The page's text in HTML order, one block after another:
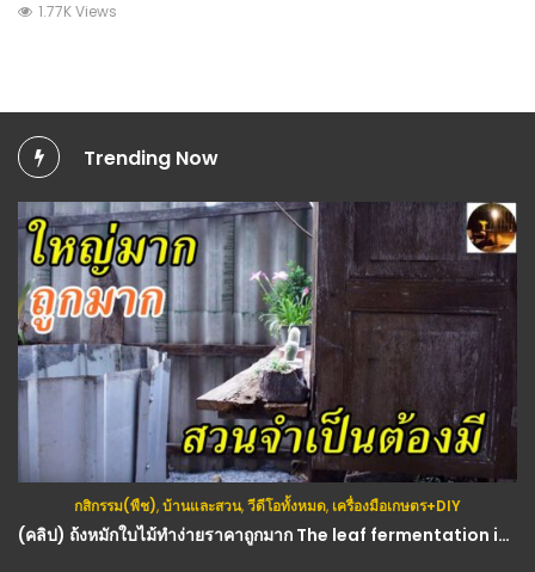
1.77K Views
Trending Now
กสิกรรม(พืช),บ้านและสวน,วีดีโอทั้งหมด, เครื่องมือเกษตร+DIY
(คลิป) ถ้งหมักใบไม้ทำง่ายราคาถูกมาก The leaf fermentation is easy to make very cheap : วีดีโอ เกษตร